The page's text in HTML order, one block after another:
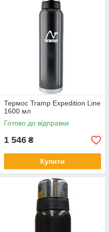
Термос Tramp Expedition Line
1600 мл
Готово до відправки
1 546 ₴
Купити